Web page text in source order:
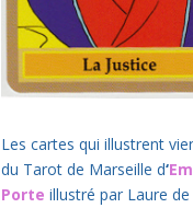
Les cartes qui illustrent
du Tarot de Marseille d‘
Porte illustré par Laure de